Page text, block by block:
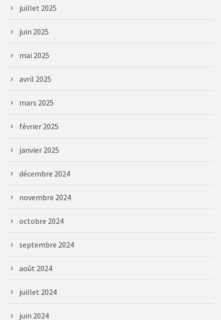
juillet 2025
juin 2025
mai 2025
avril 2025
mars 2025
février 2025
janvier 2025
décembre 2024
novembre 2024
octobre 2024
septembre 2024
août 2024
juillet 2024
juin 2024